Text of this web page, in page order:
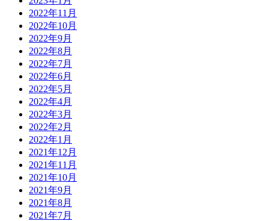
2022年11月
2022年10月
2022年9月
2022年8月
2022年7月
2022年6月
2022年5月
2022年4月
2022年3月
2022年2月
2022年1月
2021年12月
2021年11月
2021年10月
2021年9月
2021年8月
2021年7月